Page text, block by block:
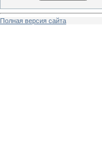
Полная версия сайта